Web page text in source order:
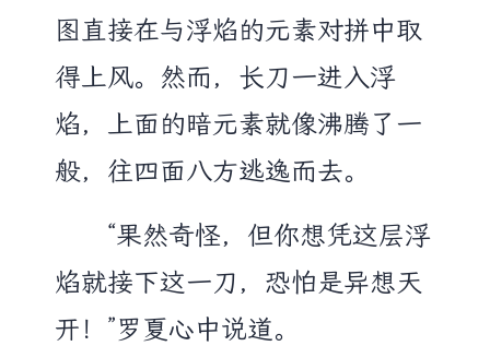
图直接在与浮焰的元素对拼中取
得上风。然而，长刀一进入浮
焰，上面的暗元素就像沸腾了一
般，往四面八方逃逸而去。
“果然奇怪，但你想凭这层浮
焰就接下这一刀，恐怕是异想天
开！”罗夏心中说道。